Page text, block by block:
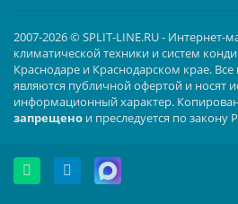
(обычно B или выше по
устройств).
Гибкость монтажа.
возможность
воздуховодов (снизу, сзади,
Области применения
2007-2026 © SPLIT-LINE.RU - Интернет-
климатической техники и систем
Краснодаре и Краснодарском крае.
являются публичной офертой и носят
информационный характер.
запрещено и преследуется по закону